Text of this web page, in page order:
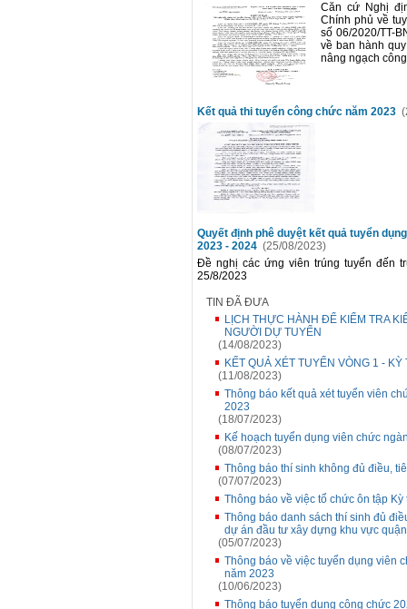
Căn cứ Nghị
Chính phủ về
số 06/2020/TT-
về ban hành
nâng ngạch
Kết quả thi tuyển công chức năm 2023
Quyết định phê duyệt kết quả tuyển
2023 - 2024 (25/08/2023)
Đề nghị các ứng viên trúng tuyển đến
25/8/2023
TIN ĐÃ ĐƯA
LỊCH THỰC HÀNH ĐỂ KIỂM TRA
NGƯỜI DỰ TUYỂN
(14/08/2023)
KẾT QUẢ XÉT TUYỂN VÒNG 1 -
(11/08/2023)
Thông báo kết quả xét tuyển viên
2023
(18/07/2023)
Kế hoạch tuyển dụng viên chức
(08/07/2023)
Thông báo thí sinh không đủ điều,
(07/07/2023)
Thông báo về việc tổ chức ôn tập
Thông báo danh sách thí sinh đủ
dự án đầu tư xây dựng khu vực
(05/07/2023)
Thông báo về việc tuyển dụng viên
năm 2023
(10/06/2023)
Thông báo tuyển dụng công chức